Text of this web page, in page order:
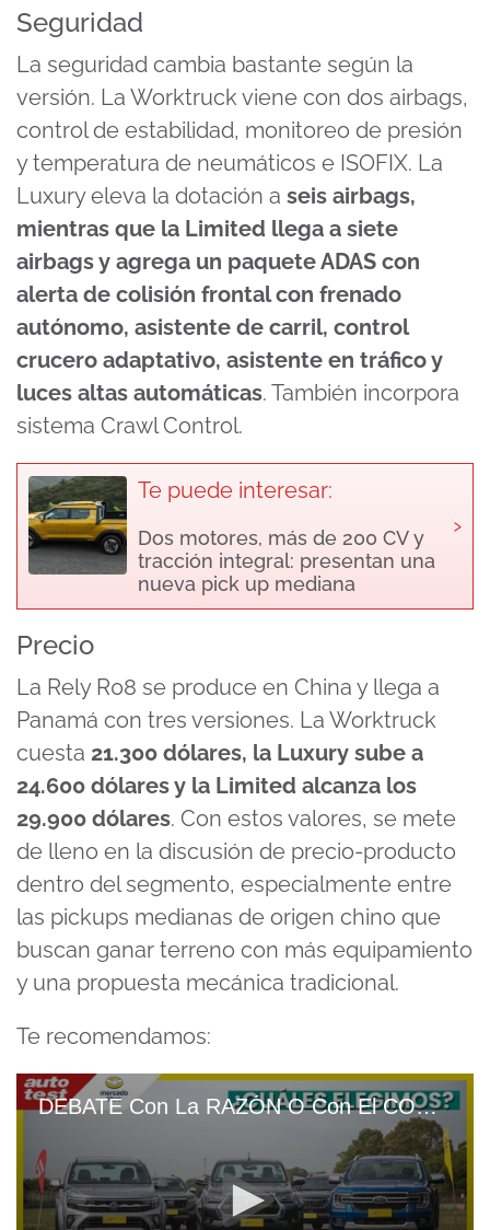
Seguridad
La seguridad cambia bastante según la
versión. La Worktruck viene con dos airbags,
control de estabilidad, monitoreo de presión
y temperatura de neumáticos e ISOFIX. La
Luxury eleva la dotación a seis airbags,
mientras que la Limited llega a siete
airbags y agrega un paquete ADAS con
alerta de colisión frontal con frenado
autónomo, asistente de carril, control
crucero adaptativo, asistente en tráfico y
luces altas automáticas. También incorpora
sistema Crawl Control.
Te puede interesar:
Dos motores, más de 200 CV y
tracción integral: presentan una
nueva pick up mediana
›
Precio
La Rely R08 se produce en China y llega a
Panamá con tres versiones. La Worktruck
cuesta 21.300 dólares, la Luxury sube a
24.600 dólares y la Limited alcanza los
29.900 dólares. Con estos valores, se mete
de lleno en la discusión de precio-producto
dentro del segmento, especialmente entre
las pickups medianas de origen chino que
buscan ganar terreno con más equipamiento
y una propuesta mecánica tradicional.
Te recomendamos:
DEBATE Con La RAZÓN O Con El CORAZÓN, ¿Que PICK UPS Elegimos